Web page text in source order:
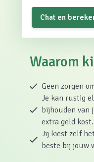
Chat en
Waarom
Geen zorgen
Je kan rustig
bijhouden van
extra geld kost.
Jij kiest zelf
beste bij jouw